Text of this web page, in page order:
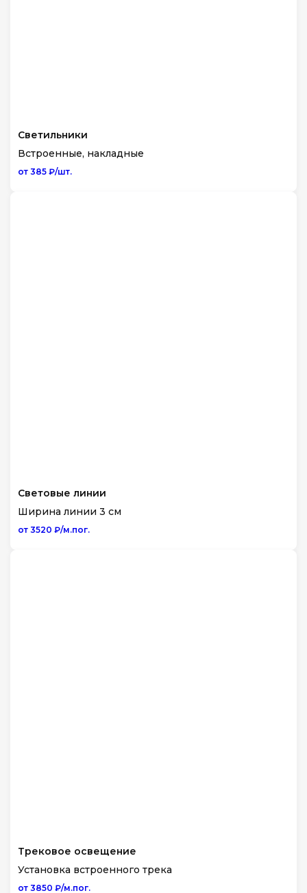
Светильники
Встроенные, накладные
от 385 ₽/шт.
Световые линии
Ширина линии 3 см
от 3520 ₽/м.пог.
Трековое освещение
Установка встроенного трека
от 3850 ₽/м.пог.